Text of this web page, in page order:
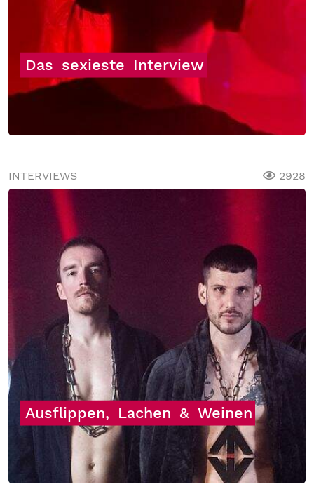
Das sexieste Interview
INTERVIEWS 2928
Ausflippen, Lachen & Weinen